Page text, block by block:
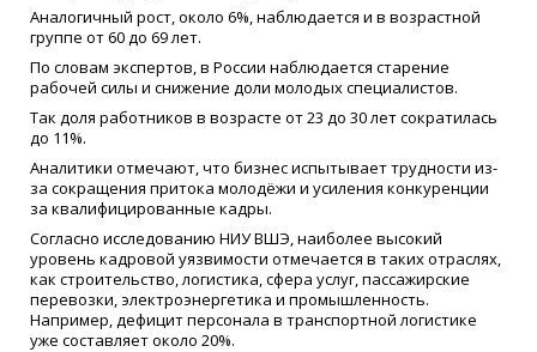
Аналогичный рост, около 6%, наблюдается и в возрастной
группе от 60 до 69 лет.
По словам экспертов, в России наблюдается старение
рабочей силы и снижение доли молодых специалистов.
Так доля работников в возрасте от 23 до 30 лет сократилась
до 11%.
Аналитики отмечают, что бизнес испытывает трудности из-
за сокращения притока молодёжи и усиления конкуренции
за квалифицированные кадры.
Согласно исследованию НИУ ВШЭ, наиболее высокий
уровень кадровой уязвимости отмечается в таких отраслях,
как строительство, логистика, сфера услуг, пассажирские
перевозки, электроэнергетика и промышленность.
Например, дефицит персонала в транспортной логистике
уже составляет около 20%.